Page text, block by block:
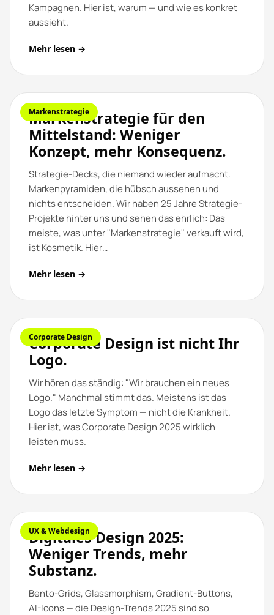
Kampagnen. Hier ist, warum — und wie es konkret
aussieht.
Mehr lesen →
Markenstrategie
Markenstrategie für den
Mittelstand: Weniger
Konzept, mehr Konsequenz.
Strategie-Decks, die niemand wieder aufmacht.
Markenpyramiden, die hübsch aussehen und
nichts entscheiden. Wir haben 25 Jahre Strategie-
Projekte hinter uns und sehen das ehrlich: Das
meiste, was unter "Markenstrategie" verkauft wird,
ist Kosmetik. Hier…
Mehr lesen →
Corporate Design
Corporate Design ist nicht Ihr
Logo.
Wir hören das ständig: "Wir brauchen ein neues
Logo." Manchmal stimmt das. Meistens ist das
Logo das letzte Symptom — nicht die Krankheit.
Hier ist, was Corporate Design 2025 wirklich
leisten muss.
Mehr lesen →
UX & Webdesign
Digitales Design 2025:
Weniger Trends, mehr
Substanz.
Bento-Grids, Glassmorphism, Gradient-Buttons,
AI-Icons — die Design-Trends 2025 sind so